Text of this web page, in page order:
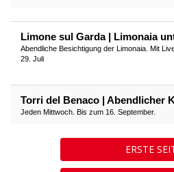
Limone sul Garda | Limonaia
Abendliche Besichtigung der Limonaia. Mit
29. Juli
Torri del Benaco | Abendlicher
Jeden Mittwoch. Bis zum 16. September.
ERSTE